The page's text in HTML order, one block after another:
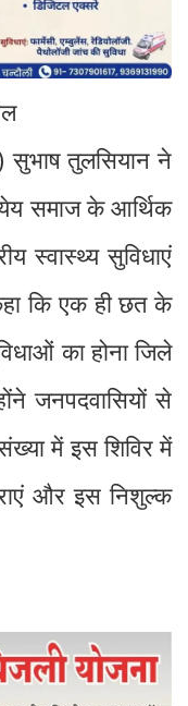
तुलसियान ने
समाज के आर्थिक
स्वास्थ्य सुविधाएं
कि एक ही छत के
का होना जिले
जनपदवासियों से
में इस शिविर में
और इस निशुल्क